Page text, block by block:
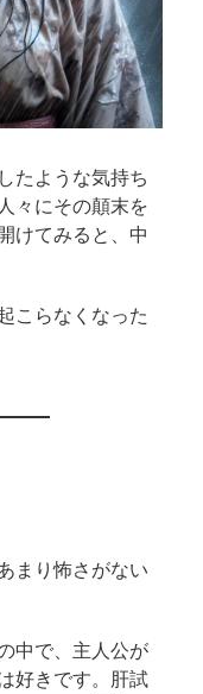
たような気持ち
々にその顛末を
けてみると、中
こらなくなった
まり怖さがない
中で、主人公が
好きです。肝試